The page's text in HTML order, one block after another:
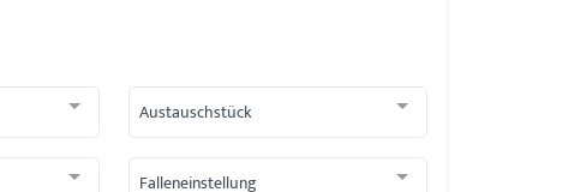
Austauschstück
Falleneinstellung